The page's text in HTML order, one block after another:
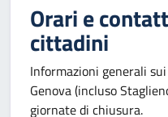
Orari e
cittadini
Informazioni generali
Genova (incluso
giornate di chiusura.